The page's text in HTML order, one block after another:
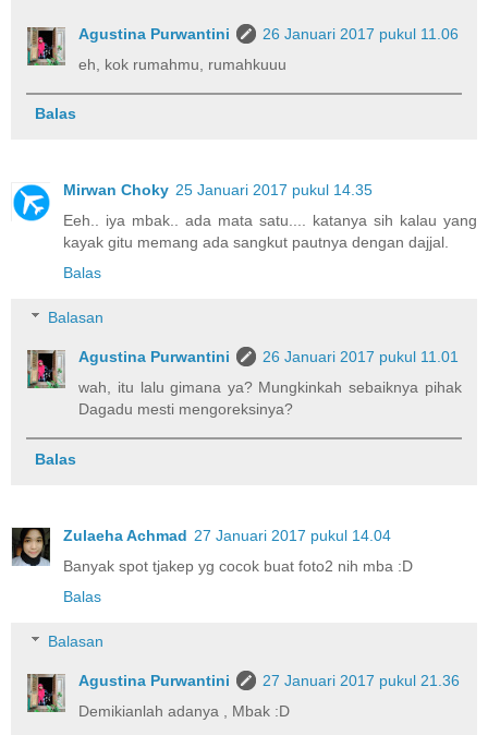
Agustina Purwantini
26 Januari 2017 pukul 11.06
eh, kok rumahmu, rumahkuuu
Balas
Mirwan Choky 25 Januari 2017 pukul 14.35
Eeh.. iya mbak.. ada mata satu.... katanya sih kalau yang
kayak gitu memang ada sangkut pautnya dengan dajjal.
Balas
Balasan
Agustina Purwantini
26 Januari 2017 pukul 11.01
wah, itu lalu gimana ya? Mungkinkah sebaiknya pihak
Dagadu mesti mengoreksinya?
Balas
Zulaeha Achmad 27 Januari 2017 pukul 14.04
Banyak spot tjakep yg cocok buat foto2 nih mba :D
Balas
Balasan
Agustina Purwantini
27 Januari 2017 pukul 21.36
Demikianlah adanya , Mbak :D